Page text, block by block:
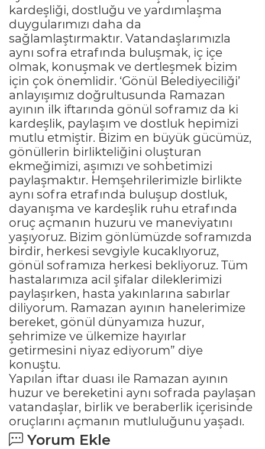
kardeşliği, dostluğu ve yardımlaşma
duygularımızı daha da
sağlamlaştırmaktır. Vatandaşlarımızla
aynı sofra etrafında buluşmak, iç içe
olmak, konuşmak ve dertleşmek bizim
için çok önemlidir. ‘Gönül Belediyeciliği’
anlayışımız doğrultusunda Ramazan
ayının ilk iftarında gönül soframız da ki
kardeşlik, paylaşım ve dostluk hepimizi
mutlu etmiştir. Bizim en büyük gücümüz,
gönüllerin birlikteliğini oluşturan
ekmeğimizi, aşımızı ve sohbetimizi
paylaşmaktır. Hemşehrilerimizle birlikte
aynı sofra etrafında buluşup dostluk,
dayanışma ve kardeşlik ruhu etrafında
oruç açmanın huzuru ve maneviyatını
yaşıyoruz. Bizim gönlümüzde soframızda
birdir, herkesi sevgiyle kucaklıyoruz,
gönül soframıza herkesi bekliyoruz. Tüm
hastalarımıza acil şifalar dileklerimizi
paylaşırken, hasta yakınlarına sabırlar
diliyorum. Ramazan ayının hanelerimize
bereket, gönül dünyamıza huzur,
şehrimize ve ülkemize hayırlar
getirmesini niyaz ediyorum” diye
konuştu.
Yapılan iftar duası ile Ramazan ayının
huzur ve bereketini aynı sofrada paylaşan
vatandaşlar, birlik ve beraberlik içerisinde
oruçlarını açmanın mutluluğunu yaşadı.
Yorum Ekle